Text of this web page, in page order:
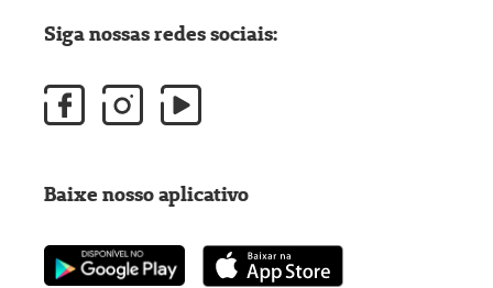
Siga nossas redes sociais:
Baixe nosso aplicativo